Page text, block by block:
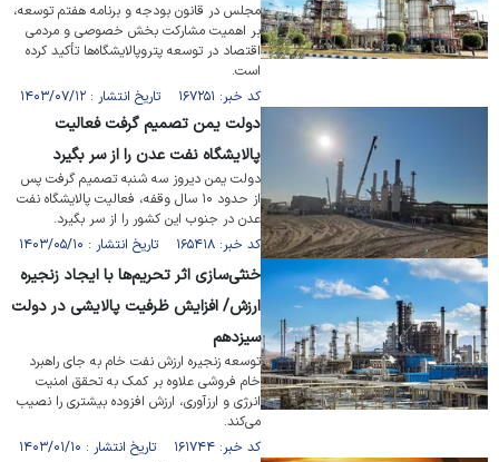
مجلس در قانون بودجه و برنامه هفتم توسعه،
بر اهمیت مشارکت بخش خصوصی و مردمی
اقتصاد در توسعه پتروپالایشگاه‌ها تأکید کرده
است.
کد خبر: ۱۶۷۲۵۱ تاریخ انتشار : ۱۴۰۳/۰۷/۱۲
دولت یمن تصمیم گرفت فعالیت
پالایشگاه نفت عدن را از سر بگیرد
دولت یمن دیروز سه شنبه تصمیم گرفت پس
از حدود ۱۰ سال وقفه، فعالیت پالایشگاه نفت
عدن در جنوب این کشور را از سر بگیرد.
کد خبر: ۱۶۵۴۱۸ تاریخ انتشار : ۱۴۰۳/۰۵/۱۰
خنثی‌سازی اثر تحریم‌ها با ایجاد زنجیره
ارزش/ افزایش ظرفیت پالایشی در دولت
سیزدهم
توسعه زنجیره ارزش نفت خام به جای راهبرد
خام فروشی علاوه بر کمک به تحقق امنیت
انرژی و ارزآوری، ارزش افزوده بیشتری را نصیب
می‌کند.
کد خبر: ۱۶۱۷۴۴ تاریخ انتشار : ۱۴۰۳/۰۱/۱۰